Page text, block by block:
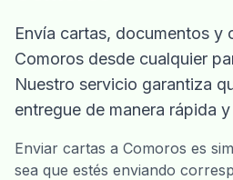
Envía cartas, documentos y
Comoros desde cualquier
Nuestro servicio garantiza
entregue de manera rápida
Enviar cartas a Comoros es
sea que estés enviando